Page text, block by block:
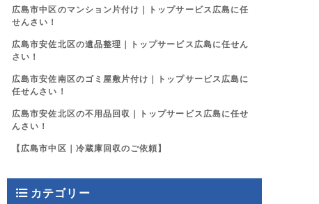
広島市中区のマンション片付け｜トップサービス広島に任
せんさい！
広島市安佐北区の遺品整理｜トップサービス広島に任せん
さい！
広島市安佐南区のゴミ屋敷片付け｜トップサービス広島に
任せんさい！
広島市安佐北区の不用品回収｜トップサービス広島に任せ
んさい！
【広島市中区｜冷蔵庫回収のご依頼】
カテゴリー